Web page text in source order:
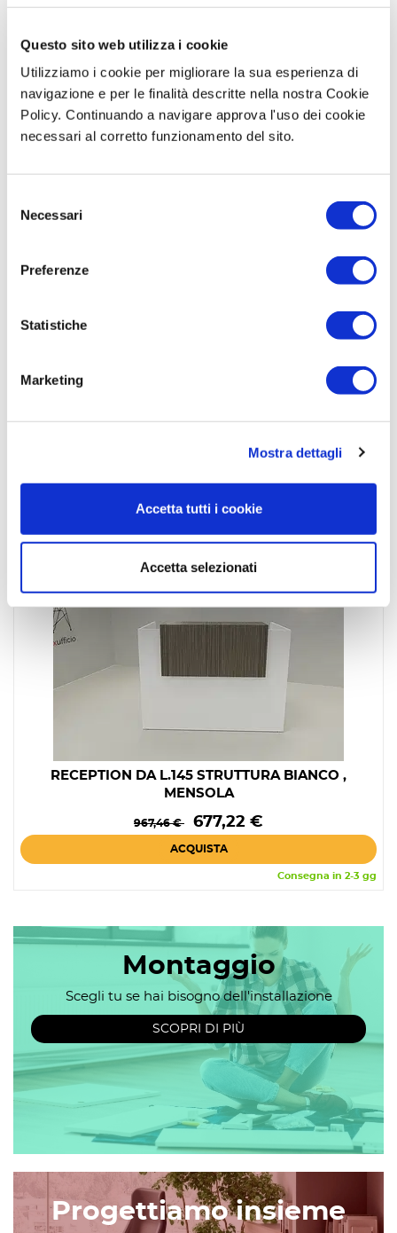
Questo sito web utilizza i cookie
Utilizziamo i cookie per migliorare la sua esperienza di
navigazione e per le finalità descritte nella nostra Cookie
Policy. Continuando a navigare approva l'uso dei cookie
necessari al corretto funzionamento del sito.
delNecessari
Preferenze
Statistiche
Marketing
Mostra dettagli
Accetta tutti i cookie
Accetta selezionati
0815191549
Montaggio
Consegna
250€
Prodotti di
garantita
Potrebbe interessarti
anche…
RECEPTION DA L.145 STRUTTURA BIANCO ,
MENSOLA
Prezzo
Prezzo
base
967,46 € 677,22 €
ACQUISTA
Consegna in 2-3 gg
Montaggio
Scegli tu se hai bisogno dell'installazione
SCOPRI DI PIÙ
Progettiamo insieme